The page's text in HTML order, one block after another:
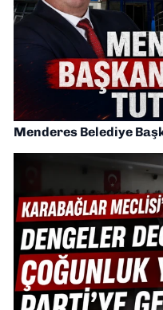
Menderes Belediye